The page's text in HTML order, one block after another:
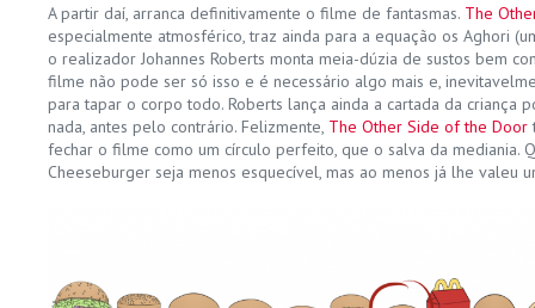
A partir daí, arranca definitivamente o filme de fantasmas. The
especialmente atmosférico, traz ainda para a equação os Aghori
o realizador Johannes Roberts monta meia-dúzia de sustos bem
filme não pode ser só isso e é necessário algo mais e,
para tapar o corpo todo. Roberts lança ainda a cartada da criança
nada, antes pelo contrário. Felizmente, The Other Side of the Door
fechar o filme como um círculo perfeito, que o salva da mediania.
Cheeseburger seja menos esquecível, mas ao menos já lhe valeu